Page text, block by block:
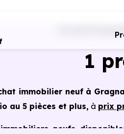
1
immobilier neuf à
au 5 pièces et plus, à prix
neufs